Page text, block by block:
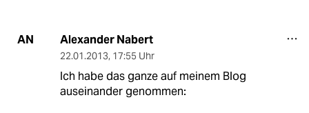
AN Alexander Nabert
22.01.2013, 17:55 Uhr
Ich habe das ganze auf meinem Blog
auseinander genommen: